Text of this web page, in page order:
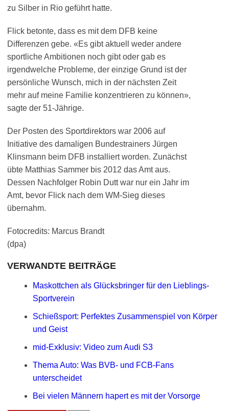
zu Silber in Rio geführt hatte.
Flick betonte, dass es mit dem DFB keine
Differenzen gebe. «Es gibt aktuell weder andere
sportliche Ambitionen noch gibt oder gab es
irgendwelche Probleme, der einzige Grund ist der
persönliche Wunsch, mich in der nächsten Zeit
mehr auf meine Familie konzentrieren zu können»,
sagte der 51-Jährige.
Der Posten des Sportdirektors war 2006 auf
Initiative des damaligen Bundestrainers Jürgen
Klinsmann beim DFB installiert worden. Zunächst
übte Matthias Sammer bis 2012 das Amt aus.
Dessen Nachfolger Robin Dutt war nur ein Jahr im
Amt, bevor Flick nach dem WM-Sieg dieses
übernahm.
Fotocredits: Marcus Brandt
(dpa)
VERWANDTE BEITRÄGE
Maskottchen als Glücksbringer für den Lieblings-
Sportverein
Schießsport: Perfektes Zusammenspiel von Körper
und Geist
mid-Exklusiv: Video zum Audi S3
Thema Auto: Was BVB- und FCB-Fans
unterscheidet
Bei vielen Männern hapert es mit der Vorsorge